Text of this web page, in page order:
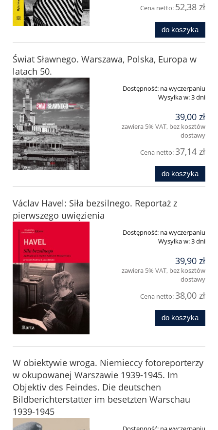
Cena netto: 52,38 zł
do koszyka
Świat Sławnego. Warszawa, Polska, Europa w
latach 50.
Dostępność: na wyczerpaniu
Wysyłka w:3 dni
39,00 zł
zawiera 5% VAT, bez kosztów
dostawy
Cena netto:37,14 zł
do koszyka
Václav Havel: Siła bezsilnego. Reportaż z
pierwszego uwięzienia
Dostępność: na wyczerpaniu
Wysyłka w:3 dni
39,90 zł
zawiera 5% VAT, bez kosztów
dostawy
Cena netto:38,00 zł
do koszyka
W obiektywie wroga. Niemieccy fotoreporterzy
w okupowanej Warszawie 1939-1945. Im
Objektiv des Feindes. Die deutschen
Bildberichterstatter im besetzten Warschau
1939-1945